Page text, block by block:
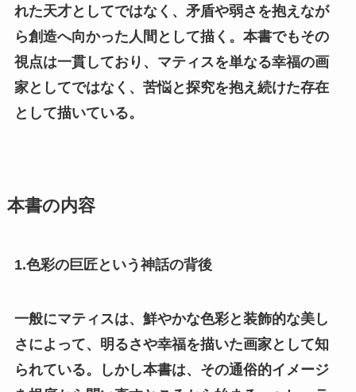
れた天才としてではなく、矛盾や弱さを抱えなが
ら創造へ向かった人間として描く。本書でもその
視点は一貫しており、マティスを単なる幸福の画
家としてではなく、苦悩と探究を抱え続けた存在
として描いている。
本書の内容
1.色彩の巨匠という神話の背後
一般にマティスは、鮮やかな色彩と装飾的な美し
さによって、明るさや幸福を描いた画家として知
られている。しかし本書は、その通俗的イメージ